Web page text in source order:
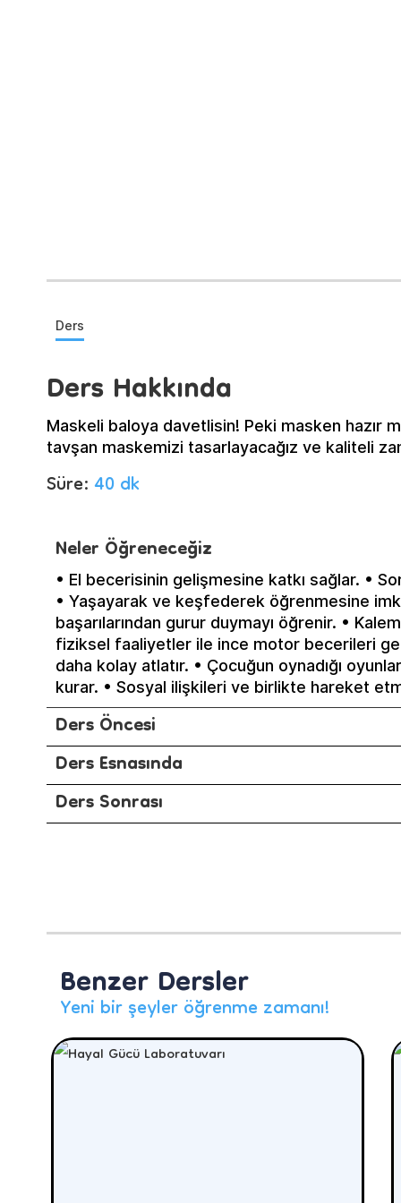
Ders
Ders Hakkında
Maskeli baloya davetlisin! Peki masken hazır
tavşan maskemizi tasarlayacağız ve kaliteli
Süre:40 dk
Neler Öğreneceğiz
• El becerisinin gelişmesine katkı sağlar. •
• Yaşayarak ve keşfederek öğrenmesine
başarılarından gurur duymayı öğrenir. •
fiziksel faaliyetler ile ince motor becerileri
daha kolay atlatır. • Çocuğun oynadığı
kurar. • Sosyal ilişkileri ve birlikte hareket
Ders Öncesi
Ders Esnasında
Ders Sonrası
Benzer Dersler
Yeni bir şeyler öğrenme zamanı!